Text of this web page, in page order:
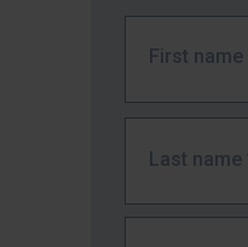
First name
Last name